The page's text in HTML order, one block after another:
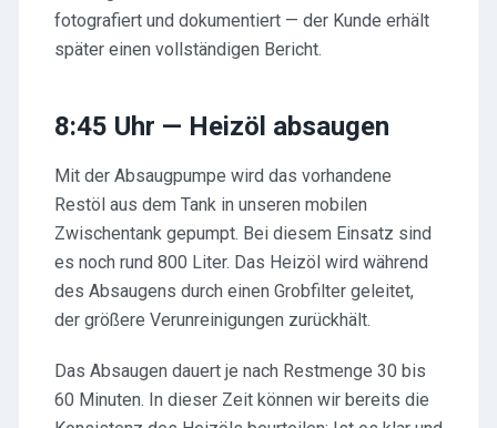
fotografiert und dokumentiert — der Kunde erhält
später einen vollständigen Bericht.
8:45 Uhr — Heizöl absaugen
Mit der Absaugpumpe wird das vorhandene
Restöl aus dem Tank in unseren mobilen
Zwischentank gepumpt. Bei diesem Einsatz sind
es noch rund 800 Liter. Das Heizöl wird während
des Absaugens durch einen Grobfilter geleitet,
der größere Verunreinigungen zurückhält.
Das Absaugen dauert je nach Restmenge 30 bis
60 Minuten. In dieser Zeit können wir bereits die